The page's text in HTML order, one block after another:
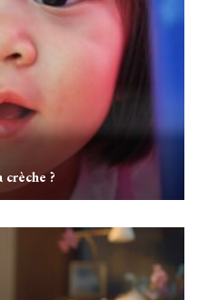
?